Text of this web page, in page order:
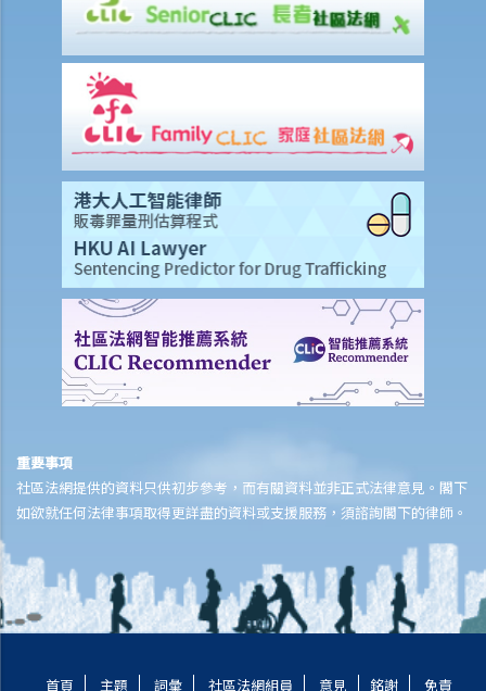
6. 債權人會議中之議決能否被推翻？
A. 哪類公司可被清盤？
1. 就上述問題，倘若「ABC 貿易公司」拒絕償還所欠債務，我可否針對
此公司而提交清盤呈請書 ？
B.提交清盤呈請書時要注意之事項
1. 提交清盤呈請書之程序簡述
2.清盤呈請書應包含哪些內容？
3. 我已就債項問題獲得法庭之判決，惟該公司仍然拒絕還債。我應否提
出清盤呈請？
4. 除債權人外，還有何人可提出清盤呈請？
5. 我是某公司之董事及小股東 ，而 公司大股東一向將本人摒除於公司
6. 我知道有另一位債權人已經提交將該公司清盤的呈請書，我是否仍需
提交另一份呈請書？如果不需要，我還有甚麼選擇？
7. 本公司收到還債要求書並限定須於21日內支付款額，但我們堅決否認
8. 本公司已致函債權人要求撤回對本公司的還債要求書 ，惟我們未收到
對方任何回覆。21日期限已過，而我們擔心對方會隨時提出清盤呈請，
我們有何選擇？ 閣下可向法庭申請禁制令制止債權人提出清盤呈請。但
重要事項
社區法網提供的資料只供初步參考，而有關資料並非正式法律意見。閣下
如欲就任何法律事項取得更詳盡的資料或支援服務，須諮詢閣下的律師。
首頁 主題 詞彙 社區法網組員 意見 銘謝 免責